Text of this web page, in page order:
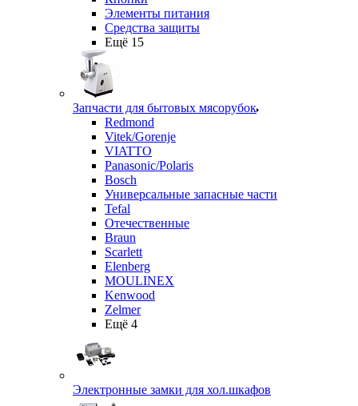
Элементы питания
Средства защиты
Ещё 15
Запчасти для бытовых мясорубок
Redmond
Vitek/Gorenje
VIATTO
Panasonic/Polaris
Bosch
Универсальные запасные части
Tefal
Отечественные
Braun
Scarlett
Elenberg
MOULINEX
Kenwood
Zelmer
Ещё 4
Электронные замки для хол.шкафов